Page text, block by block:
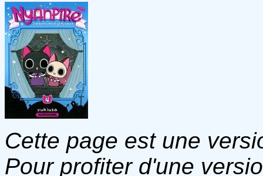
Cette page est une
Pour profiter d'une